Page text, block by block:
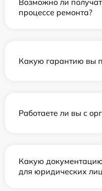
Возможно ли
процессе ремонта?
Какую гарантию вы
Работаете ли вы с
Какую
для юридических